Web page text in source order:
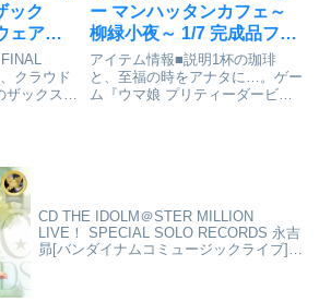
ック
ェア・
付開
クラウド
ザックス・
、オリジナ
ー マンハッタンカフェ～
柳緑小夜～ 1/7 完成品フィ
ギュア[グッドスマイルカ
ンパニー]が予約受付開始
アイテム情報■説明1杯の珈琲
と、至福の時をアナタに…。ゲー
ム『ウマ娘 プリティーダービ
CD THE IDOLM＠STER MILLION
LIVE！ SPECIAL SOLO RECORDS 永吉
昴[バンダイナムコミュージックライブ]が